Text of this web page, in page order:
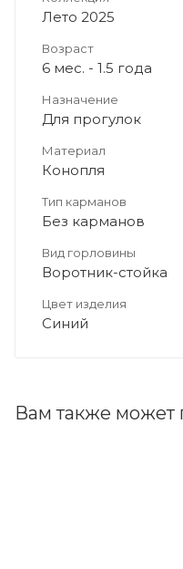
Лето 2025
Возраст
6 мес. - 1.5 года
Назначение
Для прогулок
Материал
Конопля
Тип карманов
Без карманов
Вид горловины
Воротник-стойка
Цвет изделия
Синий
Вам также может